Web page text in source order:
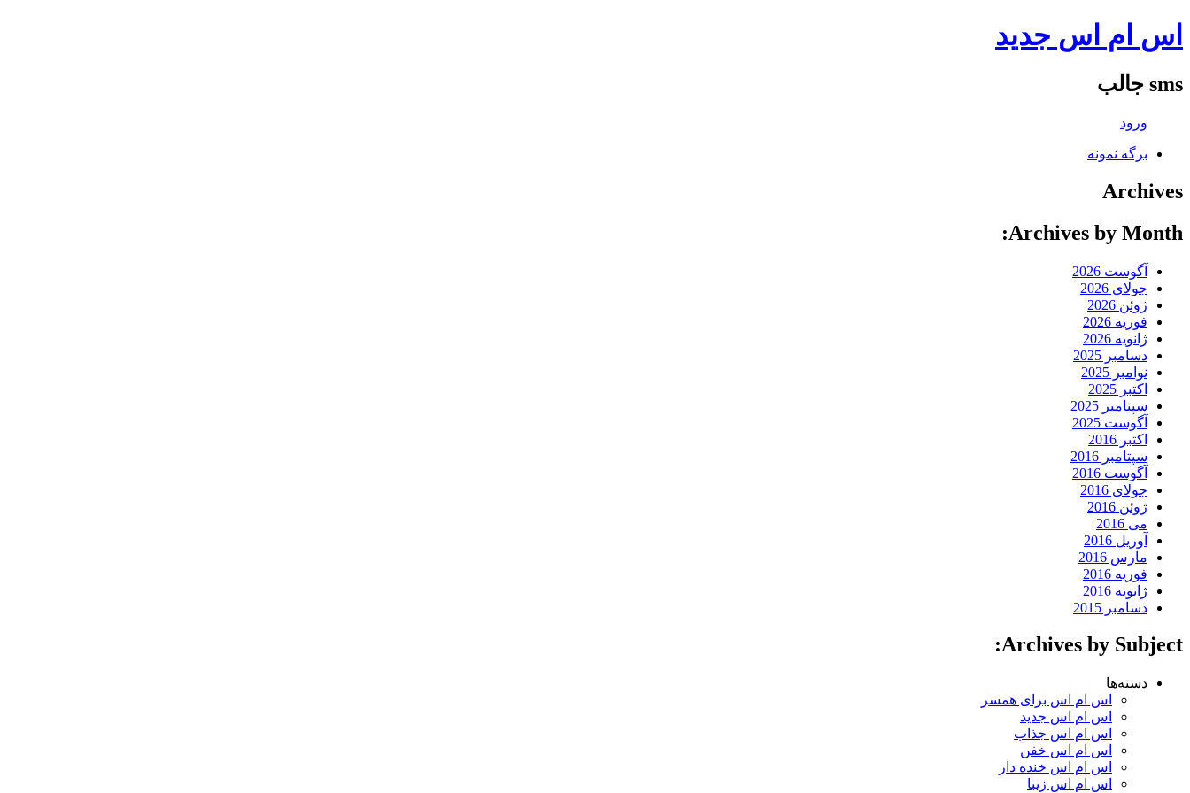
اس ام اس جدید
sms جالب
ورود
برگه نمونه
Archives
Archives by Month:
آگوست 2026
جولای 2026
ژوئن 2026
فوریه 2026
ژانویه 2026
دسامبر 2025
نوامبر 2025
اکتبر 2025
سپتامبر 2025
آگوست 2025
اکتبر 2016
سپتامبر 2016
آگوست 2016
جولای 2016
ژوئن 2016
می 2016
آوریل 2016
مارس 2016
فوریه 2016
ژانویه 2016
دسامبر 2015
Archives by Subject:
دسته‌ها
اس ام اس برای همسر
اس ام اس جدید
اس ام اس جذاب
اس ام اس خفن
اس ام اس خنده دار
اس ام اس زیبا